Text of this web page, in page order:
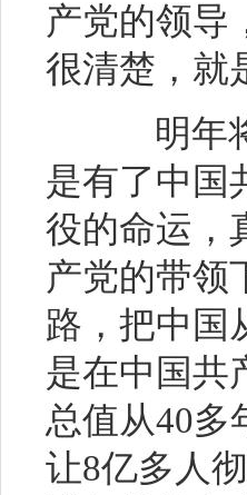
产党的领导
很清楚，就
明年将
是有了中国
役的命运，
产党的带领
路，把中国
是在中国共
总值从40多
让8亿多人